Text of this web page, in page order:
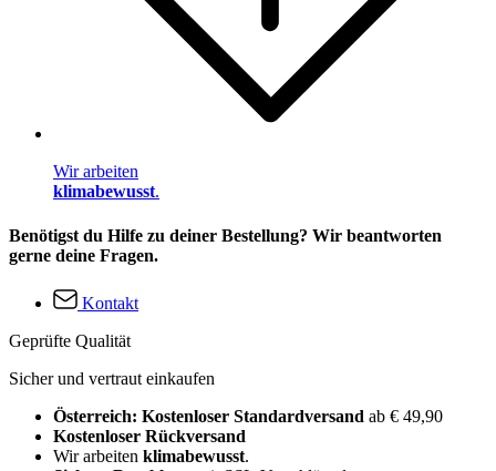
Wir arbeiten
klimabewusst.
Benötigst du Hilfe zu deiner Bestellung? Wir beantworten
gerne deine Fragen.
Kontakt
Geprüfte Qualität
Sicher und vertraut einkaufen
Österreich: Kostenloser Standardversand ab € 49,90
Kostenloser Rückversand
Wir arbeiten klimabewusst.